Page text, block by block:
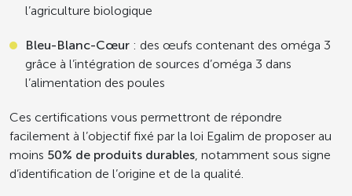
l’agriculture biologique
Bleu-Blanc-Cœur : des œufs contenant des oméga 3
grâce à l’intégration de sources d’oméga 3 dans
l’alimentation des poules
Ces certifications vous permettront de répondre
facilement à l’objectif fixé par la loi Egalim de proposer au
moins 50% de produits durables, notamment sous signe
d’identification de l’origine et de la qualité.